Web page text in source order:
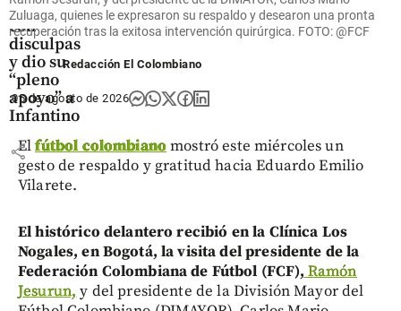
su crisis
con
disculpas
y dio su
“pleno
apoyo” a
Infantino
share
Zuluaga, quienes le expresaron su respaldo y desearon una pronta
recuperación tras la exitosa intervención quirúrgica. FOTO: @FCF
Redacción El Colombiano
05 de agosto de 2026
Elfútbol colombianomostró este miércoles un
gesto de respaldo y gratitud hacia Eduardo Emilio
Vilarete.
El histórico delantero recibió en la Clínica Los
Nogales, en Bogotá, la visita del presidente de la
Federación Colombiana de Fútbol (FCF), Ramón
Jesurun, y del presidente de la División Mayor del